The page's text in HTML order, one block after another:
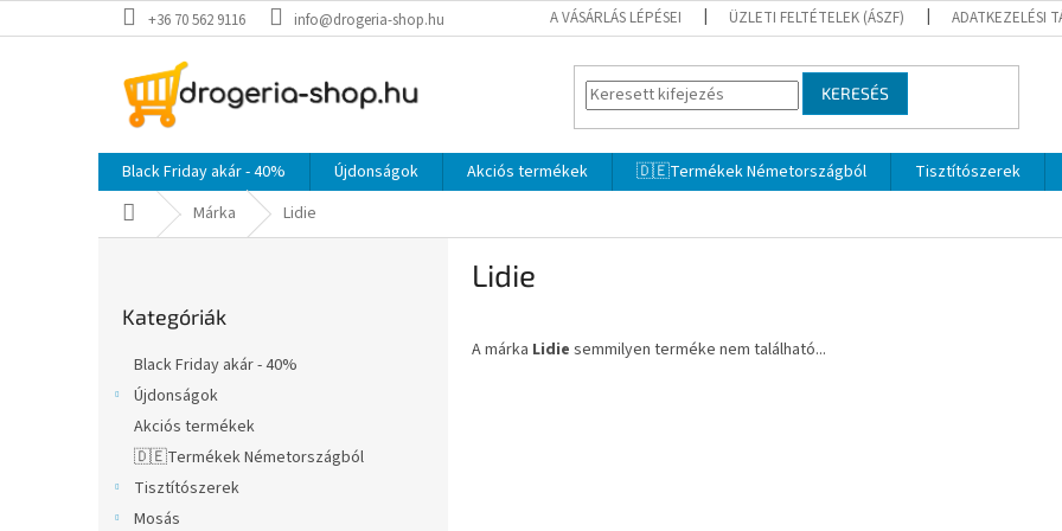
a
+36 70 562 9116 info@drogeria-shop.hu A VÁSÁRLÁS LÉPÉSEI ÜZLETI FELTÉTELEK (ÁSZF) ADATKEZELÉSI
KERESÉS
Black Friday akár - 40% Újdonságok Akciós termékek 🇩🇪Termékek Németországból Tisztítószerek
KezdőlapMárka Lidie
átugrása
Kategóriák
Black Friday akár - 40%
Újdonságok
Akciós termékek
🇩🇪Termékek Németországból
Tisztítószerek
Mosás
Lidie
A márka Lidie semmilyen terméke nem található...